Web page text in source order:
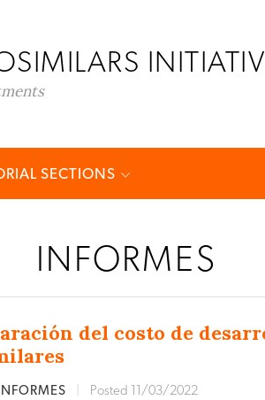
SECTIONS
INFORMES
del costo de
Posted 11/03/2022